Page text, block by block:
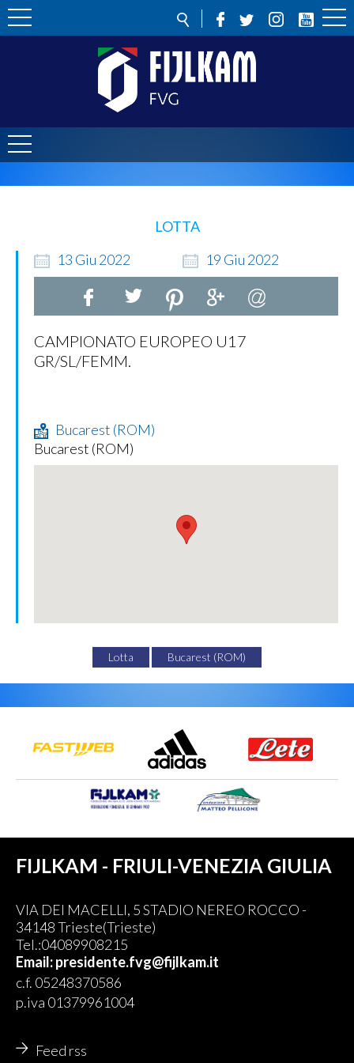
LOTTA
13 Giu 2022 19 Giu 2022
CAMPIONATO EUROPEO U17
GR/SL/FEMM.
Bucarest (ROM)
Bucarest (ROM)
Lotta Bucarest (ROM)
FIJLKAM - FRIULI-VENEZIA GIULIA
VIA DEI MACELLI, 5 STADIO NEREO ROCCO -
34148 Trieste(Trieste)
Tel.:04089908215
Email: presidente.fvg@fijlkam.it
c.f. 05248370586
p.iva 01379961004
Feed rss